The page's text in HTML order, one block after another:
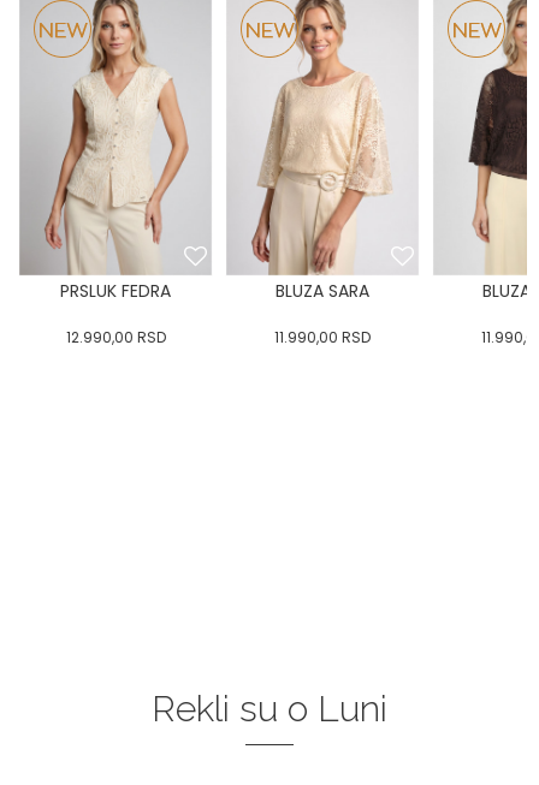
PRSLUK FEDRA
12.990,00 RSD
BLUZA SARA
11.990,00 RSD
BLUZA
Rekli su o Luni